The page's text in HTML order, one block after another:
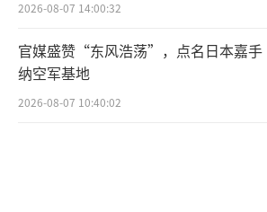
2026-08-07 14:00:32
官媒盛赞“东风浩荡”，点名日本嘉手
纳空军基地
2026-08-07 10:40:02